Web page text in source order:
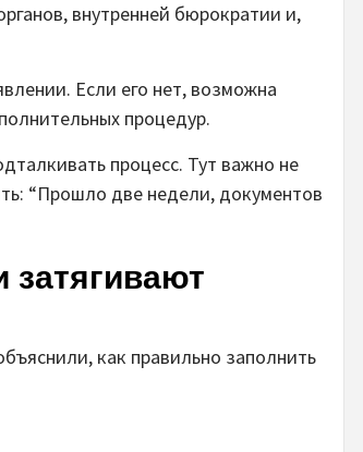
внутренней бюрократии и,
Если его нет, возможна
процедур.
процесс. Тут важно не
“Прошло две недели, документов
затягивают
как правильно заполнить